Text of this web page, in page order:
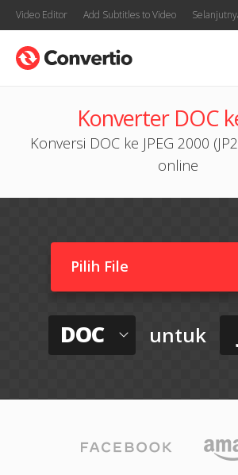
Video Editor Add Subtitles to Video
Konverter DOC
Konversi DOC ke JPEG 2000
online
Pilih File
DOC untuk